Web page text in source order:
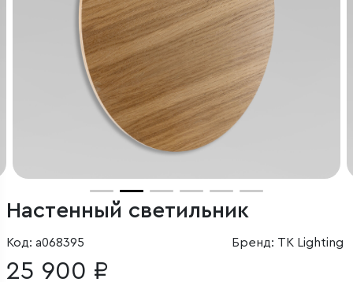
Настенный светильник
Код: a068395 Бренд: TK Lighting
25 900 ₽